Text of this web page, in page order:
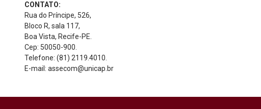
CONTATO:
Rua do Príncipe, 526,
Bloco R, sala 117,
Boa Vista, Recife-PE.
Cep: 50050-900.
Telefone: (81) 2119.4010.
E-mail: assecom@unicap.br